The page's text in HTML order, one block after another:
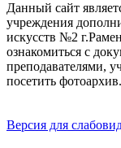
Данный сайт
учреждения
искусств №2
ознакомиться с
преподавателями,
посетить фотоархив.
Версия для